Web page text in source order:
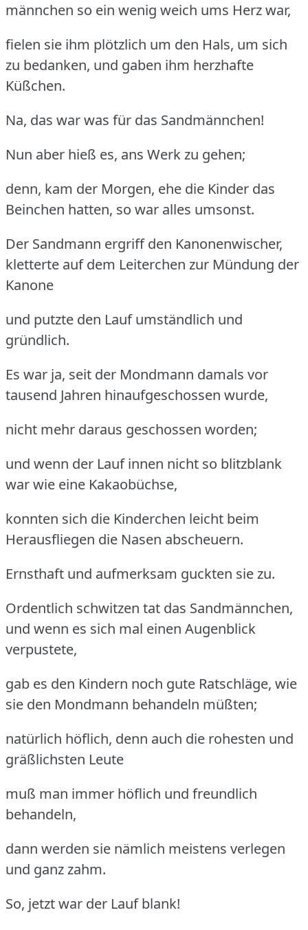
männchen so ein wenig weich ums Herz war,
fielen sie ihm plötzlich um den Hals, um sich
zu bedanken, und gaben ihm herzhafte
Küßchen.
Na, das war was für das Sandmännchen!
Nun aber hieß es, ans Werk zu gehen;
denn, kam der Morgen, ehe die Kinder das
Beinchen hatten, so war alles umsonst.
Der Sandmann ergriff den Kanonenwischer,
kletterte auf dem Leiterchen zur Mündung der
Kanone
und putzte den Lauf umständlich und
gründlich.
Es war ja, seit der Mondmann damals vor
tausend Jahren hinaufgeschossen wurde,
nicht mehr daraus geschossen worden;
und wenn der Lauf innen nicht so blitzblank
war wie eine Kakaobüchse,
konnten sich die Kinderchen leicht beim
Herausfliegen die Nasen abscheuern.
Ernsthaft und aufmerksam guckten sie zu.
Ordentlich schwitzen tat das Sandmännchen,
und wenn es sich mal einen Augenblick
verpustete,
gab es den Kindern noch gute Ratschläge, wie
sie den Mondmann behandeln müßten;
natürlich höflich, denn auch die rohesten und
gräßlichsten Leute
muß man immer höflich und freundlich
behandeln,
dann werden sie nämlich meistens verlegen
und ganz zahm.
So, jetzt war der Lauf blank!